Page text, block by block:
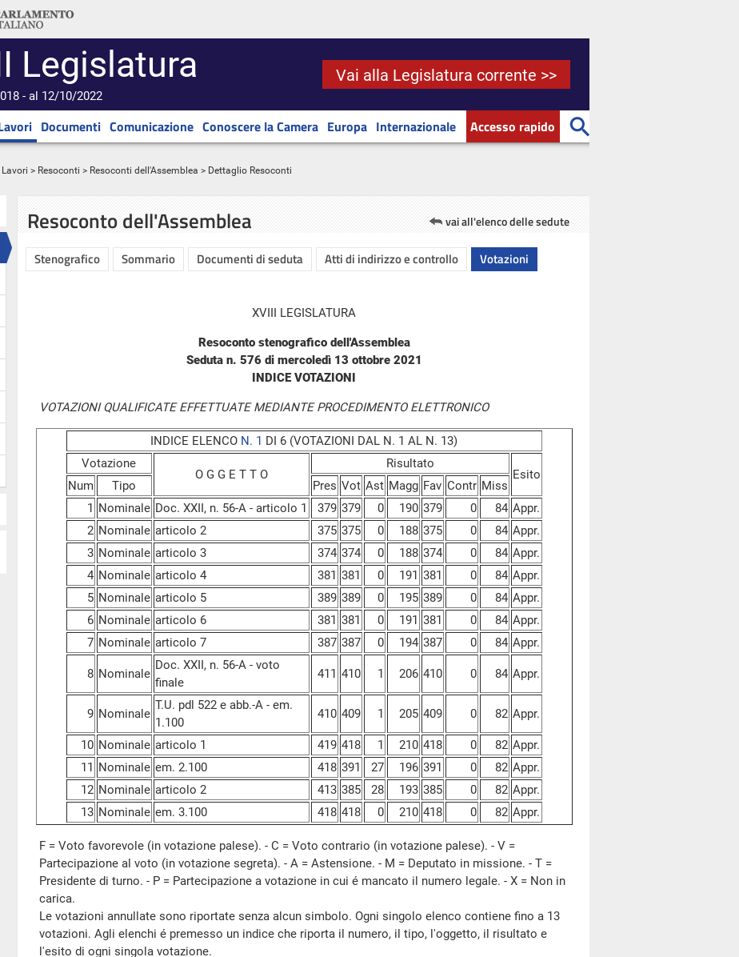
Legislatura
- al 12/10/2022
Vai alla Legislatura corrente >>
Documenti Comunicazione Conoscere la Camera Europa Internazionale Accesso rapido
Lavori > Resoconti > Resoconti dell'Assemblea > Dettaglio Resoconti
Resoconto dell'Assemblea vai all'elenco delle sedute
Stenografico Sommario Documenti di seduta Atti di indirizzo e controllo Votazioni
XVIII LEGISLATURA
Resoconto stenografico dell'Assemblea
Seduta n. 576 di mercoledì 13 ottobre 2021
INDICE VOTAZIONI
VOTAZIONI QUALIFICATE EFFETTUATE MEDIANTE PROCEDIMENTO ELETTRONICO
INDICE ELENCO N. 1 DI 6 (VOTAZIONI DAL N. 1 AL N. 13)
Votazione
O G G E T T O
Risultato
Esito
Num Tipo Pres Vot Ast Magg Fav Contr Miss
1 Nominale Doc. XXII, n. 56-A - articolo 1 379 379 0 190 379 0 84 Appr.
2 Nominale articolo 2 375 375 0 188 375 0 84 Appr.
3 Nominale articolo 3 374 374 0 188 374 0 84 Appr.
4 Nominale articolo 4 381 381 0 191 381 0 84 Appr.
5 Nominale articolo 5 389 389 0 195 389 0 84 Appr.
6 Nominale articolo 6 381 381 0 191 381 0 84 Appr.
7 Nominale articolo 7 387 387 0 194 387 0 84 Appr.
8 Nominale
Doc. XXII, n. 56-A - voto
finale
411 410 1 206 410 0 84 Appr.
9 Nominale
T.U. pdl 522 e abb.-A - em.
1.100
410 409 1 205 409 0 82 Appr.
10 Nominale articolo 1 419 418 1 210 418 0 82 Appr.
11 Nominale em. 2.100 418 391 27 196 391 0 82 Appr.
12 Nominale articolo 2 413 385 28 193 385 0 82 Appr.
13 Nominale em. 3.100 418 418 0 210 418 0 82 Appr.
F = Voto favorevole (in votazione palese). - C = Voto contrario (in votazione palese). - V =
Partecipazione al voto (in votazione segreta). - A = Astensione. - M = Deputato in missione. - T =
Presidente di turno. - P = Partecipazione a votazione in cui é mancato il numero legale. - X = Non in
carica.
Le votazioni annullate sono riportate senza alcun simbolo. Ogni singolo elenco contiene fino a 13
votazioni. Agli elenchi é premesso un indice che riporta il numero, il tipo, l'oggetto, il risultato e
l'esito di ogni singola votazione.